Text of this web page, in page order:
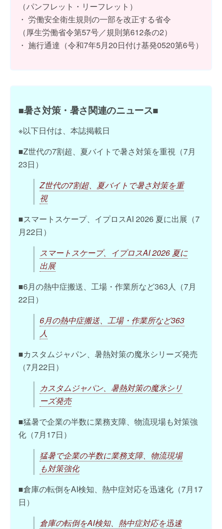
（パンフレット・リーフレット）
・ 労働安全衛生規則の一部を改正する省令
（厚生労働省令第57号／規則第612条の2）
・ 施行通達（令和7年5月20日付け基発0520第6号）
■暑さ対策・暑さ関連のニュース■
※以下日付は、本誌掲載日
■Z世代の7割超、夏バイトで暑さ対策を重視（7月
23日）
Z世代の7割超、夏バイトで暑さ対策を重
視
■スマートスケープ、イプロスAI 2026 夏に出展（7
月22日）
スマートスケープ、イプロスAI 2026 夏に
出展
■6月の熱中症搬送、工場・作業所など363人（7月
22日）
6月の熱中症搬送、工場・作業所など363
人
■カスタムジャパン、暑熱対策の魔氷シリーズ発売
（7月22日）
カスタムジャパン、暑熱対策の魔氷シリ
ーズ発売
■猛暑で企業の半数に業務支障、物流現場も対策強
化（7月17日）
猛暑で企業の半数に業務支障、物流現場
も対策強化
■倉庫の転倒をAI検知、熱中症対応を迅速化（7月17
日）
倉庫の転倒をAI検知、熱中症対応を迅速